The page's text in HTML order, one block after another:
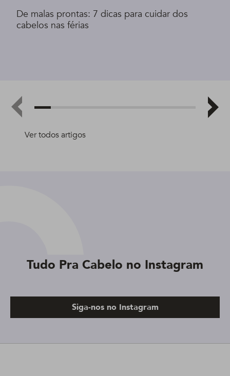
Ver todos artigos
De malas prontas: 7 dicas para cuidar dos
cabelos nas férias
Tudo Pra Cabelo no Instagram
Siga-nos no Instagram